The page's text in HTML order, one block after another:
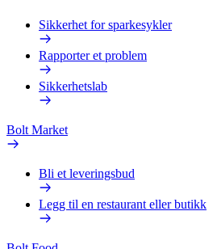
Sikkerhet for sparkesykler
Rapporter et problem
Sikkerhetslab
Bolt Market
Bli et leveringsbud
Legg til en restaurant eller butikk